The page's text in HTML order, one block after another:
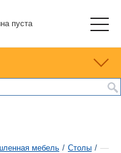
пуста
мебель / Столы /